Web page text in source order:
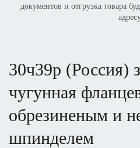
документов и отгрузка товара
30ч39р (Россия)
чугунная
обрезиненым и
шпинделем